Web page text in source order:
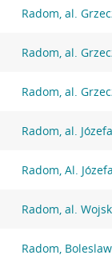
Radom, al.
Radom, al.
Radom, al.
Radom, al.
Radom, Al.
Radom, al.
Radom,